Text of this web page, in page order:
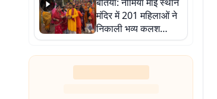
बयान
मंदिर में 201 महिलाओं ने
निकाली भव्य कलश
शोभायात्रा, शिवलिंग
प्राण-प्रतिष्ठा महोत्सव
शुरू